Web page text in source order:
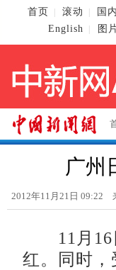
首页 滚动 国内
English
图
广州
2012年11月21日 09:22
11月16
红。同时